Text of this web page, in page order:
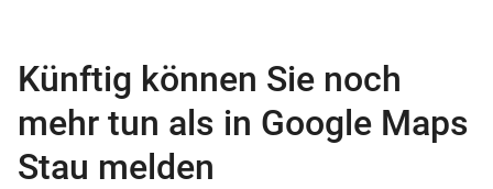
Künftig können Sie noch
mehr tun als in Google Maps
Stau melden